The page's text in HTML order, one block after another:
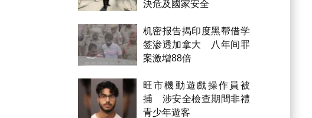
決危及國家安全
机密报告揭印度黑帮借学
签渗透加拿大 八年间罪
案激增88倍
旺市機動遊戲操作員被
捕 涉安全檢查期間非禮
青少年遊客